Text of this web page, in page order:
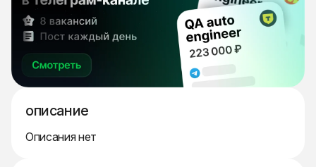
описание
Описания нет